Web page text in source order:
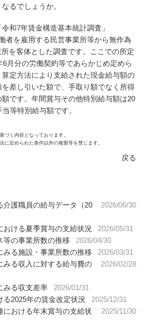
るでしょうか。
令和7年賃金構造基本統計調査 」
者を雇用する民営事業所等から無作為
を客体とした調査です。ここでの所定
6月分の労働契約等であらかじめ定めら
定方法により支給された現金給与額の
差し引いた額で、手取り額でなく所得
です。年間賞与その他特別給与額は20
等特別給与額です。
づく内容となっております。
定められた条件以外の複製等を禁じます。
戻る
介護職員の給与データ（20
2026/06/30
おける夏季賞与の支給状況
2026/05/31
等の事業所数の推移
2026/04/30
みる施設・事業所数の推移
2026/03/31
みる収入に対する給与費の
2026/02/28
みる収支差率
2026/01/31
る2025年の賃金改定状況
2025/12/31
における年末賞与の支給状
2025/11/30